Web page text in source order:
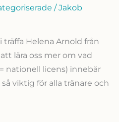
/Jakob
Helena Arnold från
lära oss mer om vad
nationell licens) innebär
viktig för alla tränare och